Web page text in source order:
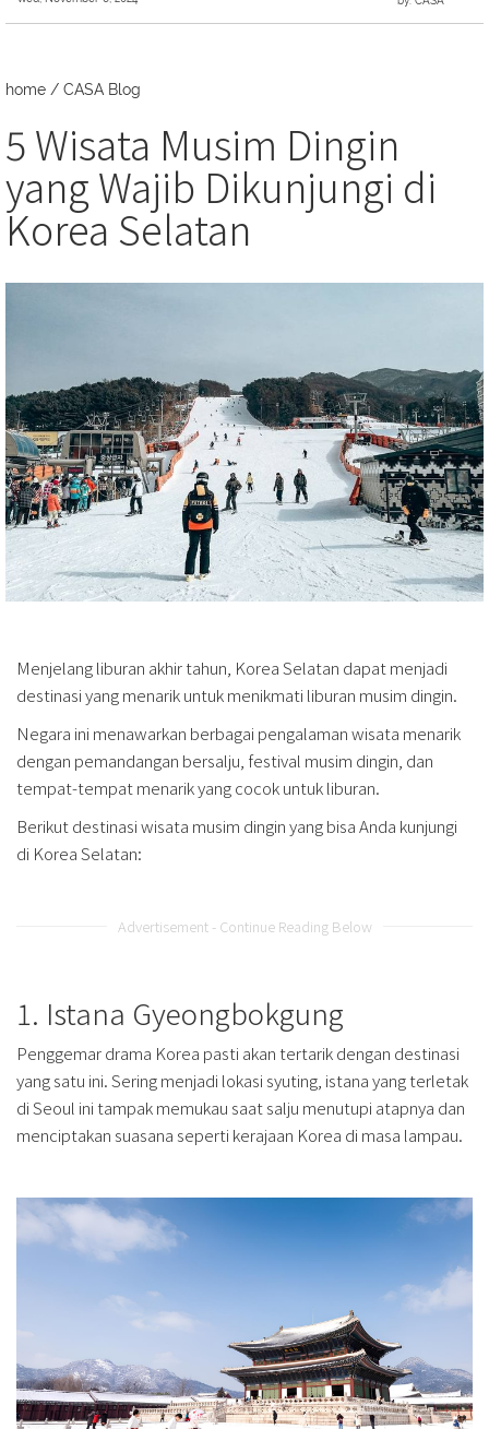
home / CASA Blog
5 Wisata Musim Dingin
yang Wajib Dikunjungi di
Korea Selatan
Menjelang liburan akhir tahun, Korea Selatan dapat menjadi
destinasi yang menarik untuk menikmati liburan musim dingin.
Negara ini menawarkan berbagai pengalaman wisata menarik
dengan pemandangan bersalju, festival musim dingin, dan
tempat-tempat menarik yang cocok untuk liburan.
Berikut destinasi wisata musim dingin yang bisa Anda kunjungi
di Korea Selatan:
Advertisement - Continue Reading Below
1. Istana Gyeongbokgung
Penggemar drama Korea pasti akan tertarik dengan destinasi
yang satu ini. Sering menjadi lokasi syuting, istana yang terletak
di Seoul ini tampak memukau saat salju menutupi atapnya dan
menciptakan suasana seperti kerajaan Korea di masa lampau.